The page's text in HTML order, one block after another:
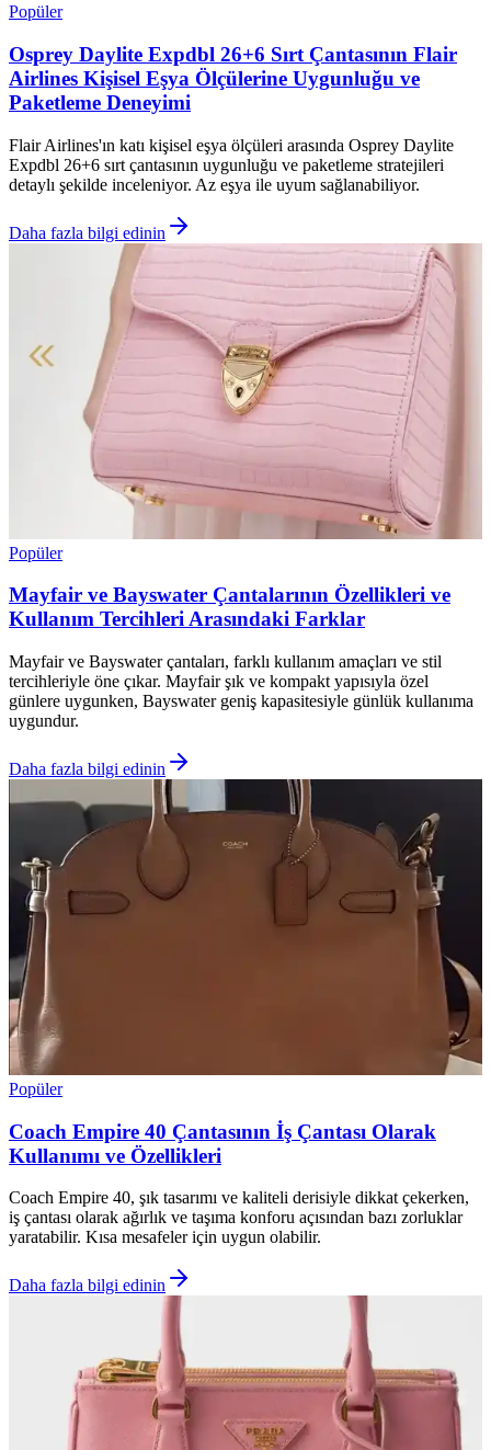
Popüler
Osprey Daylite Expdbl 26+6 Sırt Çantasının Flair
Airlines Kişisel Eşya Ölçülerine Uygunluğu ve
Paketleme Deneyimi
Flair Airlines'ın katı kişisel eşya ölçüleri arasında Osprey Daylite
Expdbl 26+6 sırt çantasının uygunluğu ve paketleme stratejileri
detaylı şekilde inceleniyor. Az eşya ile uyum sağlanabiliyor.
Daha fazla bilgi edinin
Popüler
Mayfair ve Bayswater Çantalarının Özellikleri ve
Kullanım Tercihleri Arasındaki Farklar
Mayfair ve Bayswater çantaları, farklı kullanım amaçları ve stil
tercihleriyle öne çıkar. Mayfair şık ve kompakt yapısıyla özel
günlere uygunken, Bayswater geniş kapasitesiyle günlük kullanıma
uygundur.
Daha fazla bilgi edinin
Popüler
Coach Empire 40 Çantasının İş Çantası Olarak
Kullanımı ve Özellikleri
Coach Empire 40, şık tasarımı ve kaliteli derisiyle dikkat çekerken,
iş çantası olarak ağırlık ve taşıma konforu açısından bazı zorluklar
yaratabilir. Kısa mesafeler için uygun olabilir.
Daha fazla bilgi edinin